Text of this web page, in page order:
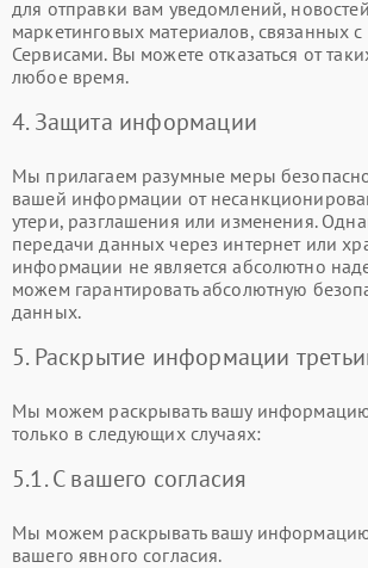
для отправки вам уведомлений,
маркетинговых материалов, связанных
Сервисами. Вы можете отказаться от
любое время.
4. Защита информации
Мы прилагаем разумные меры
вашей информации от
утери, разглашения или изменения.
передачи данных через интернет или
информации не является абсолютно
можем гарантировать абсолютную
данных.
5. Раскрытие информации
Мы можем раскрывать вашу
только в следующих случаях:
5.1. С вашего согласия
Мы можем раскрывать вашу
вашего явного согласия.